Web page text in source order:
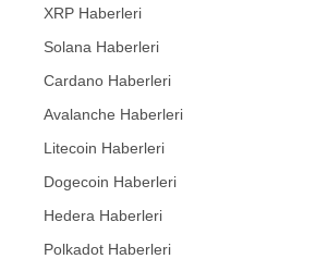
XRP Haberleri
Solana Haberleri
Cardano Haberleri
Avalanche Haberleri
Litecoin Haberleri
Dogecoin Haberleri
Hedera Haberleri
Polkadot Haberleri